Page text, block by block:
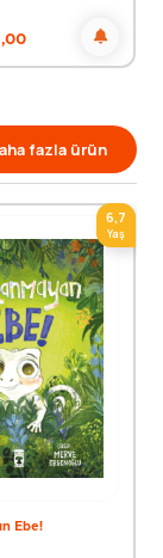
fazla ürün
6,7
Yaş
Ebe!